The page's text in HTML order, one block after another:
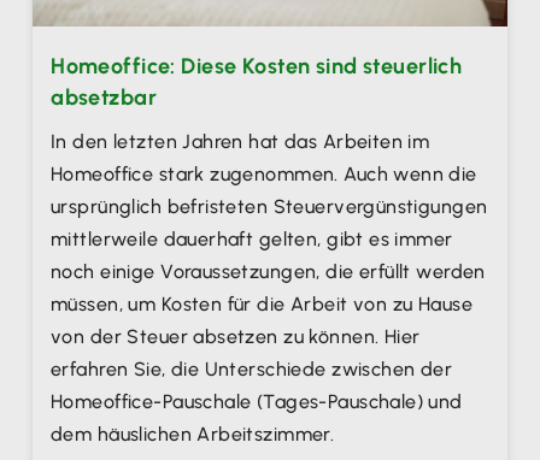
Homeoffice: Diese Kosten sind steuerlich
absetzbar
In den letzten Jahren hat das Arbeiten im
Homeoffice stark zugenommen. Auch wenn die
ursprünglich befristeten Steuervergünstigungen
mittlerweile dauerhaft gelten, gibt es immer
noch einige Voraussetzungen, die erfüllt werden
müssen, um Kosten für die Arbeit von zu Hause
von der Steuer absetzen zu können. Hier
erfahren Sie, die Unterschiede zwischen der
Homeoffice-Pauschale (Tages-Pauschale) und
dem häuslichen Arbeitszimmer.